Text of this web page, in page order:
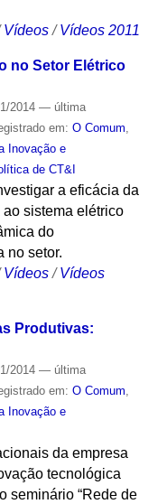
Vídeos /Vídeos 2011
no Setor Elétrico
2014 — última
em: O Comum
Inovação e
de CT&I
a eficácia da
sistema elétrico
do
no setor.
Vídeos /Vídeos
Produtivas:
2014 — última
em: O Comum,
Inovação e
da empresa
tecnológica
seminário “Rede de